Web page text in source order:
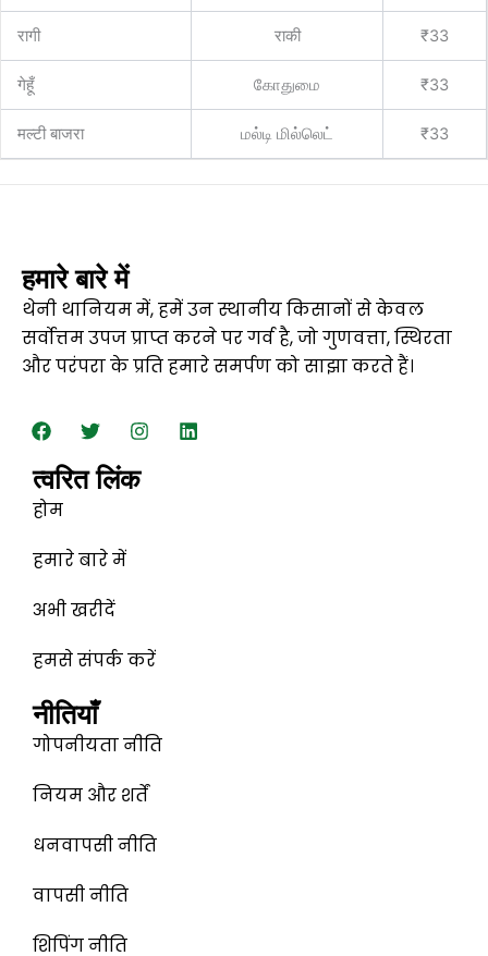
रागी राकी ₹33
गेहूँ கோதுமை ₹33
मल्टी बाजरा மல்டி மில்லெட் ₹33
हमारे बारे में
थेनी थानियम में, हमें उन स्थानीय किसानों से केवल
सर्वोत्तम उपज प्राप्त करने पर गर्व है, जो गुणवत्ता, स्थिरता
और परंपरा के प्रति हमारे समर्पण को साझा करते हैं।
फे
स
क
ट्वि
ट
इं
स्टा
म
L
i
त्वरित लिंक
होम
हमारे बारे में
अभी खरीदें
हमसे संपर्क करें
नीतियाँ
गोपनीयता नीति
नियम और शर्तें
धनवापसी नीति
वापसी नीति
शिपिंग नीति